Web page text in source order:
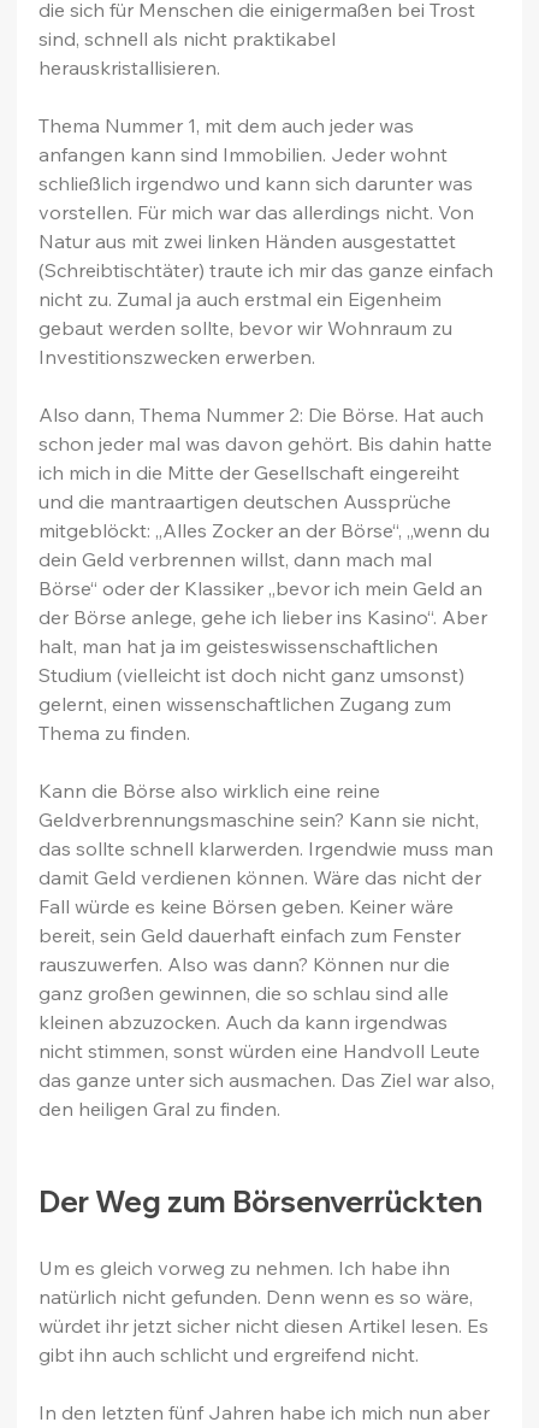
die sich für Menschen die einigermaßen bei Trost
sind, schnell als nicht praktikabel
herauskristallisieren.
Thema Nummer 1, mit dem auch jeder was
anfangen kann sind Immobilien. Jeder wohnt
schließlich irgendwo und kann sich darunter was
vorstellen. Für mich war das allerdings nicht. Von
Natur aus mit zwei linken Händen ausgestattet
(Schreibtischtäter) traute ich mir das ganze einfach
nicht zu. Zumal ja auch erstmal ein Eigenheim
gebaut werden sollte, bevor wir Wohnraum zu
Investitionszwecken erwerben.
Also dann, Thema Nummer 2: Die Börse. Hat auch
schon jeder mal was davon gehört. Bis dahin hatte
ich mich in die Mitte der Gesellschaft eingereiht
und die mantraartigen deutschen Aussprüche
mitgeblöckt: „Alles Zocker an der Börse“, „wenn du
dein Geld verbrennen willst, dann mach mal
Börse“ oder der Klassiker „bevor ich mein Geld an
der Börse anlege, gehe ich lieber ins Kasino“. Aber
halt, man hat ja im geisteswissenschaftlichen
Studium (vielleicht ist doch nicht ganz umsonst)
gelernt, einen wissenschaftlichen Zugang zum
Thema zu finden.
Kann die Börse also wirklich eine reine
Geldverbrennungsmaschine sein? Kann sie nicht,
das sollte schnell klarwerden. Irgendwie muss man
damit Geld verdienen können. Wäre das nicht der
Fall würde es keine Börsen geben. Keiner wäre
bereit, sein Geld dauerhaft einfach zum Fenster
rauszuwerfen. Also was dann? Können nur die
ganz großen gewinnen, die so schlau sind alle
kleinen abzuzocken. Auch da kann irgendwas
nicht stimmen, sonst würden eine Handvoll Leute
das ganze unter sich ausmachen. Das Ziel war also,
den heiligen Gral zu finden.
Der Weg zum Börsenverrückten
Um es gleich vorweg zu nehmen. Ich habe ihn
natürlich nicht gefunden. Denn wenn es so wäre,
würdet ihr jetzt sicher nicht diesen Artikel lesen. Es
gibt ihn auch schlicht und ergreifend nicht.
In den letzten fünf Jahren habe ich mich nun aber